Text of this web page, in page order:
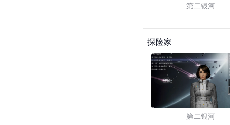
第二银河
探险家
第二银河